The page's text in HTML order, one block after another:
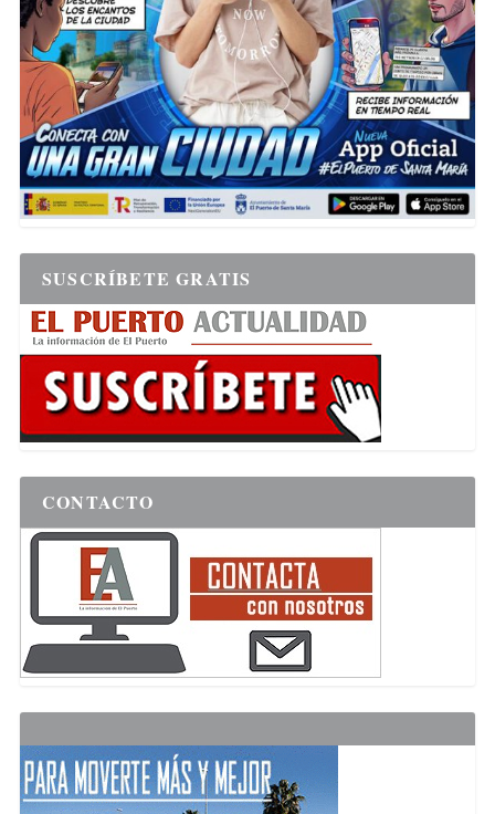
SUSCRÍBETE GRATIS
CONTACTO